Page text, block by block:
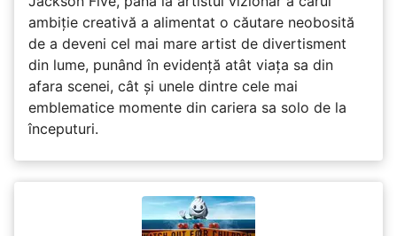
ambiție creativă a alimentat o căutare neobosită
de a deveni cel mai mare artist de divertisment
din lume, punând în evidență atât viața sa din
afara scenei, cât și unele dintre cele mai
emblematice momente din cariera sa solo de la
începuturi.